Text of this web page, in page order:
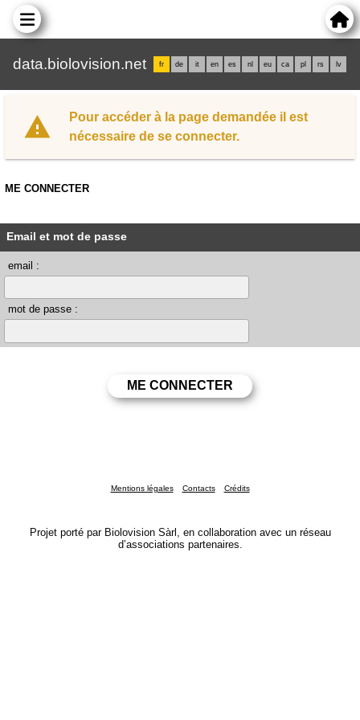
data.biolovision.net fr de it en es nl eu ca pl rs lv
Pour accéder à la page demandée il est
nécessaire de se connecter.
ME CONNECTER
Email et mot de passe
email :
mot de passe :
Mentions légales Contacts Crédits
Projet porté par Biolovision Sàrl, en collaboration avec un réseau
d’associations partenaires.